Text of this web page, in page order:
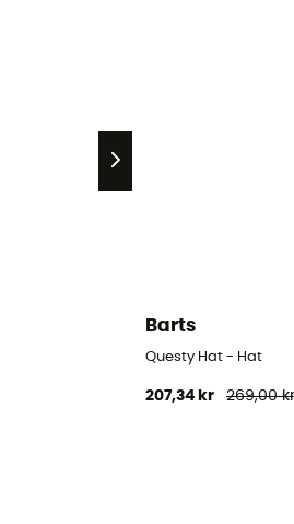
Barts
Questy Hat - Hat
207,34 kr 269,00